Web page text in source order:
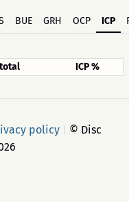
BUE GRH OCP ICP
ICP %
policy
© Disc